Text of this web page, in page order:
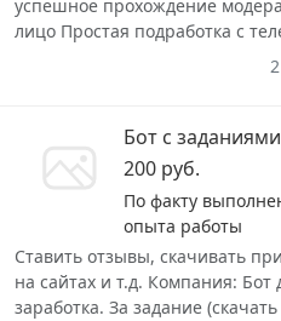
успешное прохождение
лицо Простая подработка с
Бот с
200 руб.
По факту
опыта работы
Ставить отзывы, скачивать
на сайтах и т.д. Компания: Бот
заработка. За задание